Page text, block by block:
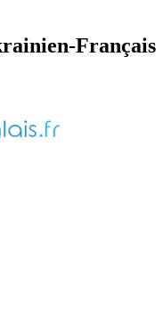
Français